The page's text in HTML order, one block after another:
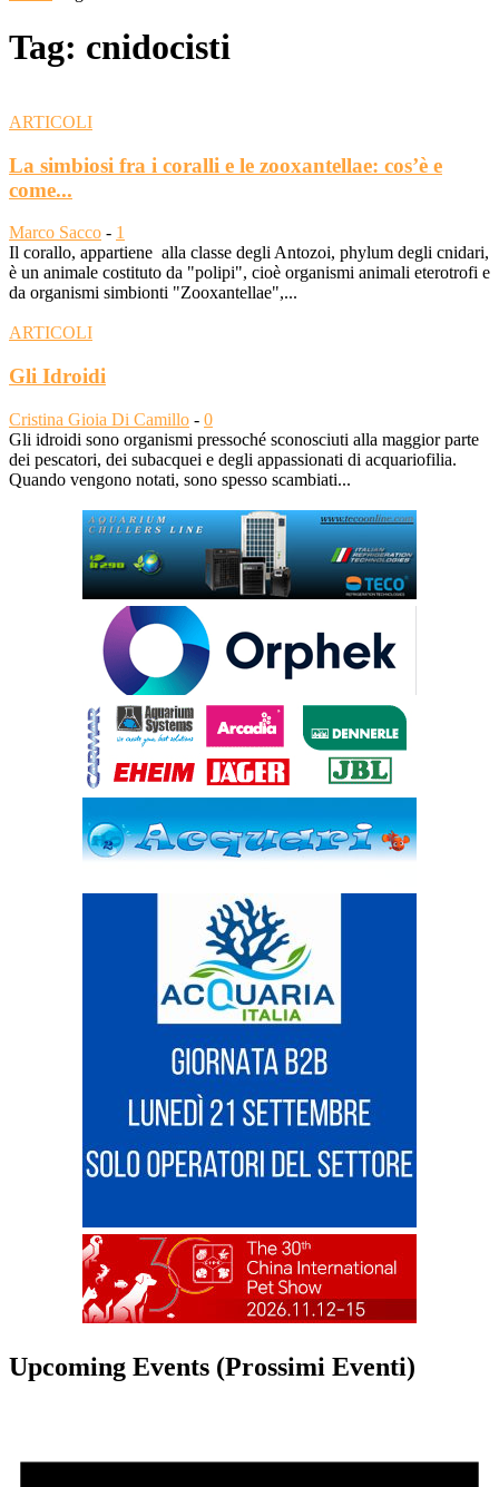
Tag: cnidocisti
ARTICOLI
La simbiosi fra i coralli e le zooxantellae: cos’è e
come...
Marco Sacco - 1
Il corallo, appartiene alla classe degli Antozoi, phylum degli cnidari,
è un animale costituto da "polipi", cioè organismi animali eterotrofi e
da organismi simbionti "Zooxantellae",...
ARTICOLI
Gli Idroidi
Cristina Gioia Di Camillo - 0
Gli idroidi sono organismi pressoché sconosciuti alla maggior parte
dei pescatori, dei subacquei e degli appassionati di acquariofilia.
Quando vengono notati, sono spesso scambiati...
Upcoming Events (Prossimi Eventi)